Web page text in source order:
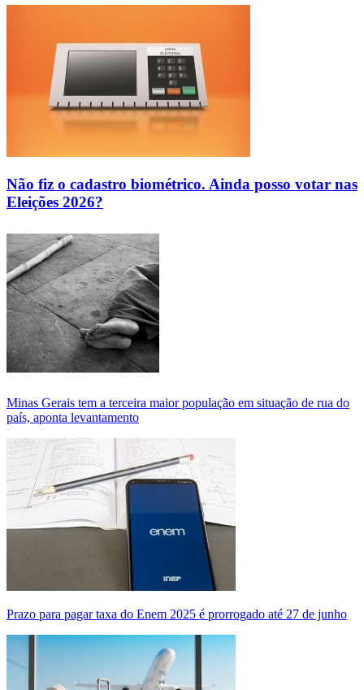
Não fiz o cadastro biométrico. Ainda posso votar nas
Eleições 2026?
Minas Gerais tem a terceira maior população em situação de rua do
país, aponta levantamento
Prazo para pagar taxa do Enem 2025 é prorrogado até 27 de junho